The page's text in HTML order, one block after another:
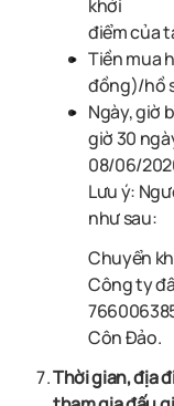
khởi
điểm của
Tiền mua
đồng)/hồ
Ngày, giờ
giờ 30
08/06/
Lưu ý:
như sau:
Chuyển
Công ty
Côn Đảo.
Thời gian, địa